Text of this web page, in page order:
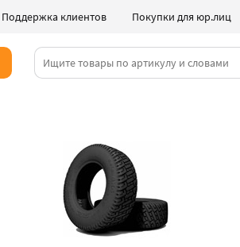
Поддержка клиентов Покупки для юр.лиц